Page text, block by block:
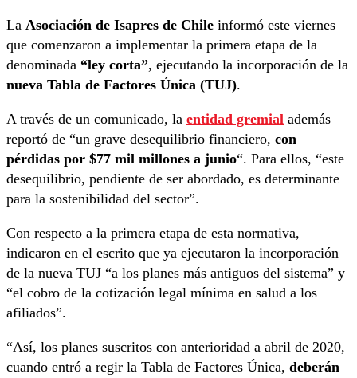
La Asociación de Isapres de Chile informó este viernes
que comenzaron a implementar la primera etapa de la
denominada “ley corta”, ejecutando la incorporación de la
nueva Tabla de Factores Única (TUJ).
A través de un comunicado, la entidad gremial además
reportó de “un grave desequilibrio financiero, con
pérdidas por $77 mil millones a junio“. Para ellos, “este
desequilibrio, pendiente de ser abordado, es determinante
para la sostenibilidad del sector”.
Con respecto a la primera etapa de esta normativa,
indicaron en el escrito que ya ejecutaron la incorporación
de la nueva TUJ “a los planes más antiguos del sistema” y
“el cobro de la cotización legal mínima en salud a los
afiliados”.
“Así, los planes suscritos con anterioridad a abril de 2020,
cuando entró a regir la Tabla de Factores Única, deberán